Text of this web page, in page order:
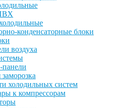
конденсаторные блоки
воздуха
холодильных систем
к компрессорам